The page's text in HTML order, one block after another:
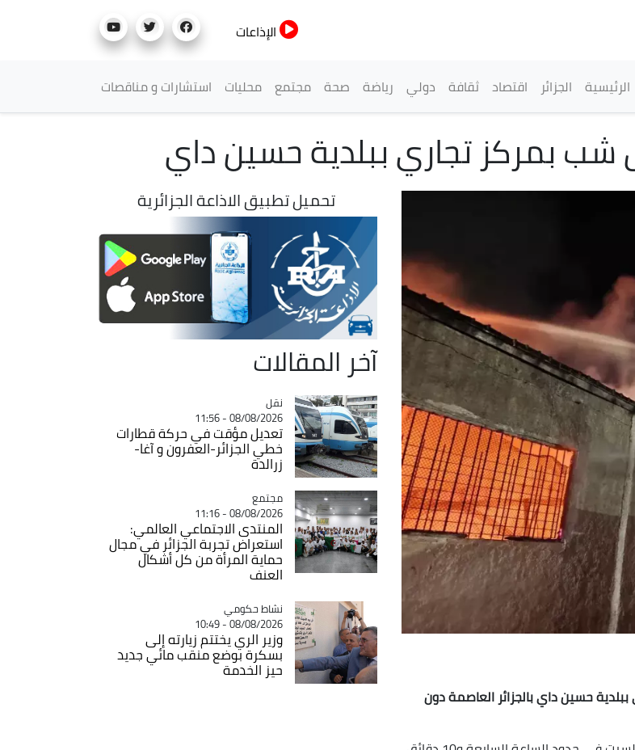
الإذاعات
القائمة الرئيسية
الرئيسية الجزائر اقتصاد ثقافة دولي رياضة صحة مجتمع محليات استشارات و مناقصات
شب بمركز تجاري ببلدية حسين داي
حسين داي بالجزائر العاصمة دون
تحميل تطبيق الاذاعة الجزائرية
آخر المقالات
Catégorie
نقل
08/08/2026 - 11:56
تعديل مؤقت في حركة قطارات
خطي الجزائر-العفرون و آغا-
زرالدة
Catégorie
مجتمع
08/08/2026 - 11:16
المنتدى الاجتماعي العالمي:
استعراض تجربة الجزائر في مجال
حماية المرأة من كل أشكال
العنف
Catégorie
نشاط حكومي
08/08/2026 - 10:49
وزير الري يختتم زيارته إلى
بسكرة بوضع منقب مائي جديد
حيز الخدمة